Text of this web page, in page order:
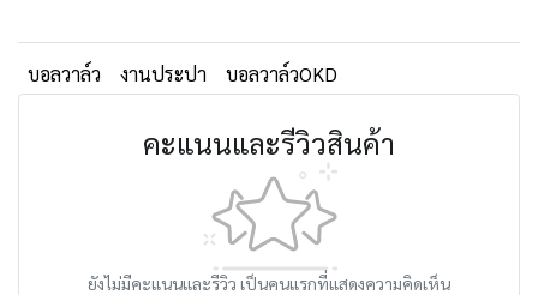
บอลวาล์ว งานประปา บอลวาล์วOKD
คะแนนและรีวิวสินค้า
ยังไม่มีคะแนนและรีวิว เป็นคนแรกที่แสดงความคิดเห็น